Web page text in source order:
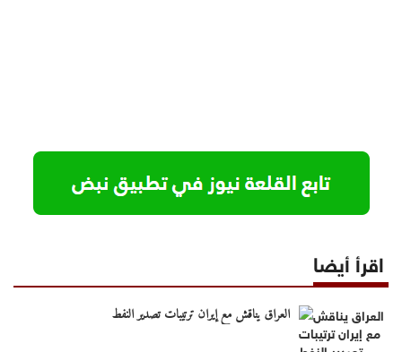
اقرأ أيضا
العراق يناقش مع إيران ترتيبات تصدير النفط